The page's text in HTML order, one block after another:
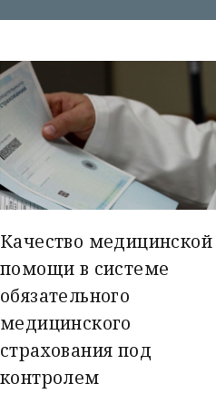
Качество медицинской
помощи в системе
обязательного
медицинского
страхования под
контролем